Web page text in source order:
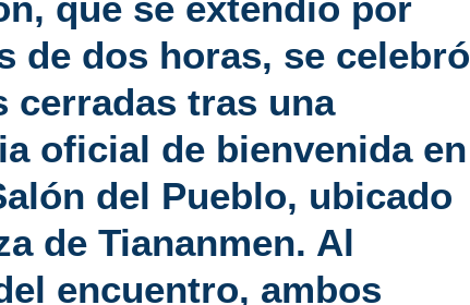
de dos horas, se celebró
cerradas tras una
oficial de bienvenida en
del Pueblo, ubicado
de Tiananmen. Al
encuentro, ambos